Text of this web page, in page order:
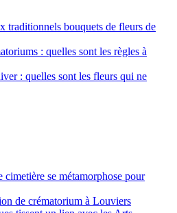
traditionnels bouquets de fleurs de
: quelles sont les règles à
: quelles sont les fleurs qui ne
cimetière se métamorphose pour
de crématorium à Louviers